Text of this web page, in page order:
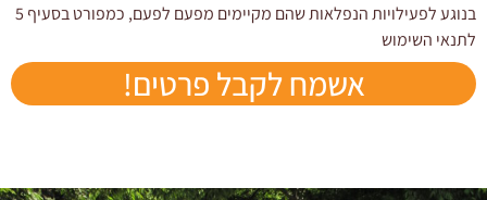
בנוגע לפעילויות הנפלאות שהם מקיימים מפעם לפעם, כמפורט בסעיף 5
לתנאי השימוש
אשמח לקבל פרטים!